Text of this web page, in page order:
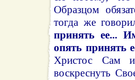
Образцом
тогда же
принять ее...
опять принять
Христос Сам
воскреснуть